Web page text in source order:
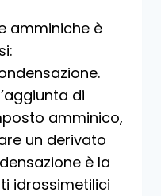
amminiche è
di
amminico,
un derivato
è la
​​idrossimetilici